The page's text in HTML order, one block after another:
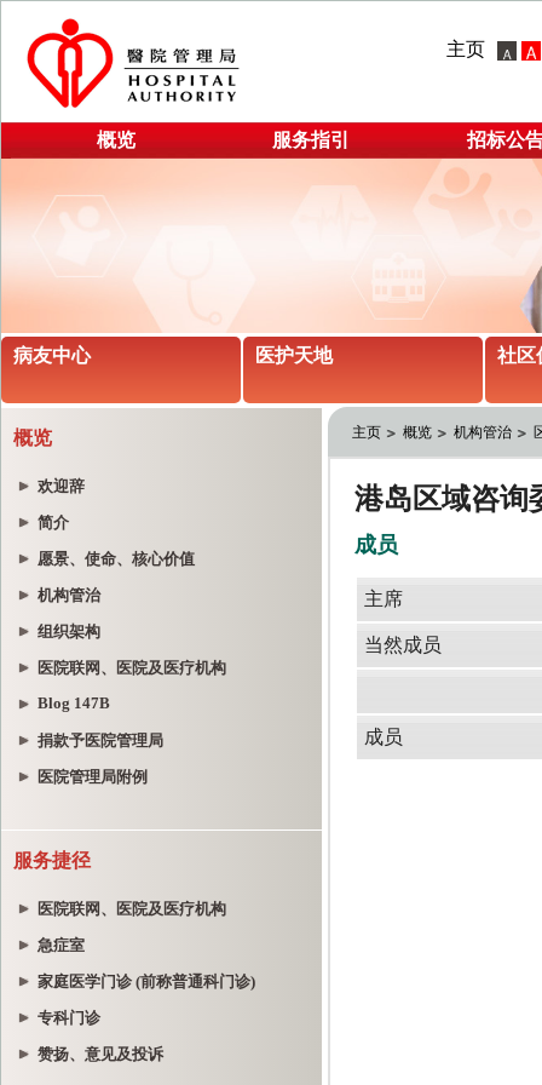
主页
概览 服务指引 招标公
病友中心 医护天地 社区
概览
欢迎辞
简介
愿景、使命、核心价值
机构管治
组织架构
医院联网、医院及医疗机构
Blog 147B
捐款予医院管理局
医院管理局附例
服务捷径
医院联网、医院及医疗机构
急症室
家庭医学门诊 (前称普通科门诊)
专科门诊
赞扬、意见及投诉
主页 概览 机构管治